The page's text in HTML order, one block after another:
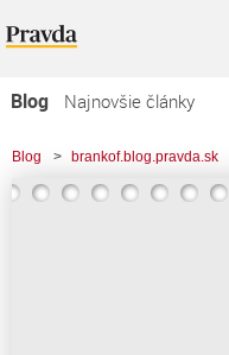
Blog
Najnovšie články
Najčítanejšie články
Najkomentovanejšie články
Blog > brankof.blog.pravda.sk
> Russia-gate: koniec